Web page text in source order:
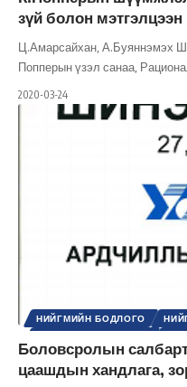
зүй болон мэтгэлцээн
Ц.Амарсайхан, А.Буяннэмэх
Попперын үзэл санаа,
2020-03-24
НИЙГМИЙН БОДЛОГО
ШИНЭ ТОЛЬ СЭТГҮҮЛ
Боловсролын
цаашдын хандлага,